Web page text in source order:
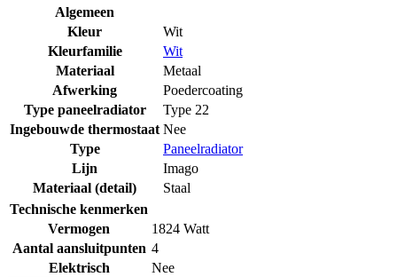
Algemeen
Kleur
Wit
Kleurfamilie
Wit
Materiaal
Metaal
Afwerking
Poedercoating
Type paneelradiator
Type 22
Ingebouwde thermostaat Nee
Type
Paneelradiator
Lijn
Imago
Materiaal (detail)
Staal
Technische kenmerken
Vermogen
1824 Watt
Aantal aansluitpunten 4
Elektrisch
Nee